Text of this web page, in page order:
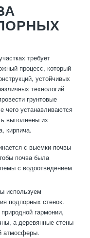
требует
процесс, который
устойчивых
технологий
грунтовые
чего устанавливаются
выполнены из
кирпича.
с выемки почвы
почва была
с водоотведением
используем
подпорных стенок.
гармонии,
а деревянные стены
атмосферы.